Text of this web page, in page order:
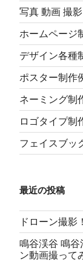
ョ
ン
写真 動画 撮
ホームページ
デザイン各種
ポスター制作
ネーミング制
ロゴタイプ制
フェイスブッ
最近の投稿
ドローン撮影
鳴谷渓谷 鳴谷
ン動画撮って